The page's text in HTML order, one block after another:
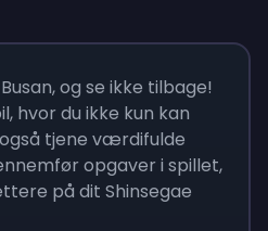
og se ikke tilbage!
hvor du ikke kun kan
tjene værdifulde
opgaver i spillet,
på dit Shinsegae